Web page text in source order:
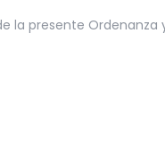
la presente Ordenanza